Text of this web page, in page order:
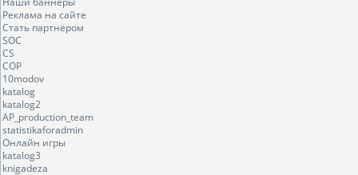
Реклама на сайте
Стать партнёром
SOC
CS
COP
10modov
katalog
katalog2
AP_production_team
statistikaforadmin
Онлайн игры
katalog3
knigadeza